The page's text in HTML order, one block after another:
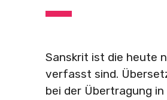
Sanskrit ist die heute
verfasst sind.
bei der Übertragung